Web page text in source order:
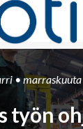
•
työn